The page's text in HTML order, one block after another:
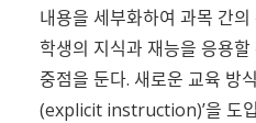
내용을 세부화하여 과목 간
학생의 지식과 재능을 응용
중점을 둔다. 새로운 교육 방
(explicit instruction)’을 도